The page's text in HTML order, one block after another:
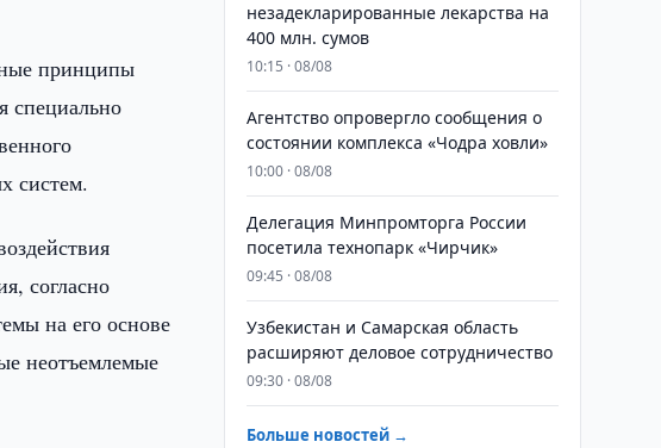
принципы
специально
систем.
согласно
на его основе
неотъемлемые
незадекларированные лекарства на
400 млн. сумов
10:15 · 08/08
Агентство опровергло сообщения о
состоянии комплекса «Чодра ховли»
10:00 · 08/08
Делегация Минпромторга России
посетила технопарк «Чирчик»
09:45 · 08/08
Узбекистан и Самарская область
расширяют деловое сотрудничество
09:30 · 08/08
Больше новостей →